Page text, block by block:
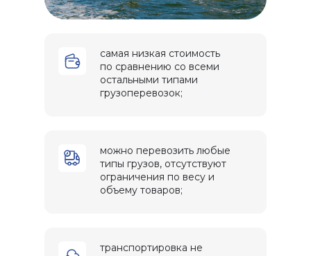
самая низкая стоимость
по сравнению со всеми
остальными типами
грузоперевозок;
можно перевозить любые
типы грузов, отсутствуют
ограничения по весу и
объему товаров;
транспортировка не